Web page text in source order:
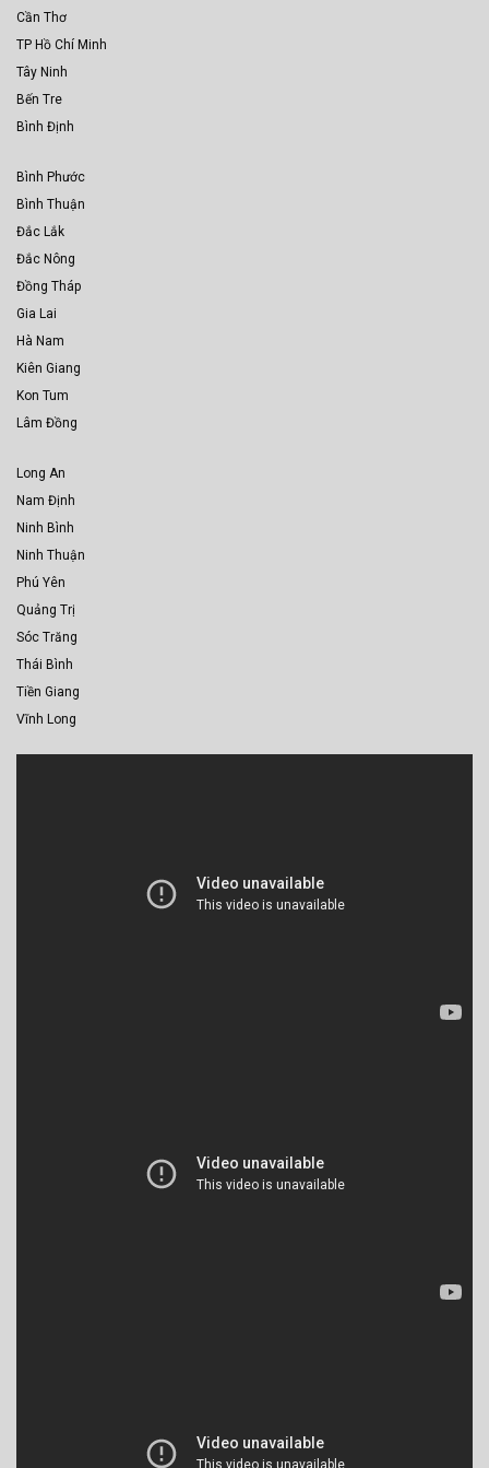
Cần Thơ
TP Hồ Chí Minh
Tây Ninh
Bến Tre
Bình Định
Bình Phước
Bình Thuận
Đắc Lắk
Đắc Nông
Đồng Tháp
Gia Lai
Hà Nam
Kiên Giang
Kon Tum
Lâm Đồng
Long An
Nam Định
Ninh Bình
Ninh Thuận
Phú Yên
Quảng Trị
Sóc Trăng
Thái Bình
Tiền Giang
Vĩnh Long